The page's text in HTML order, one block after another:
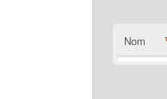
Nom